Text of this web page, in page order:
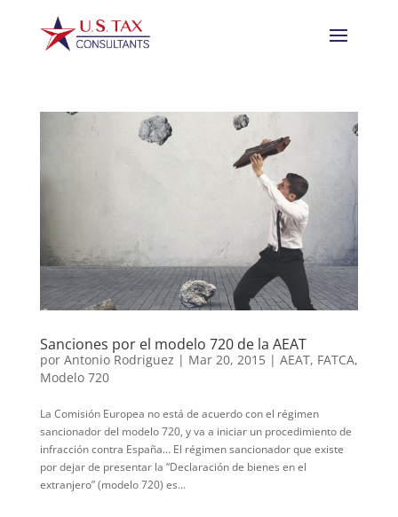
Sanciones por el modelo 720 de la AEAT
por Antonio Rodriguez | Mar 20, 2015| AEAT, FATCA,
Modelo 720
La Comisión Europea no está de acuerdo con el régimen
sancionador del modelo 720, y va a iniciar un procedimiento de
infracción contra España… El régimen sancionador que existe
por dejar de presentar la “Declaración de bienes en el
extranjero” (modelo 720) es...